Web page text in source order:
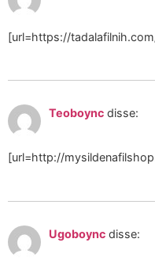
[url=https://
Teoboync disse:
[url=http://
Ugoboync disse: